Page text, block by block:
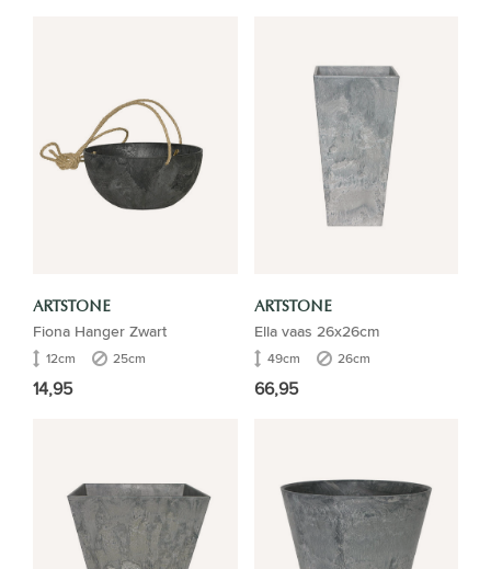
ARTSTONE
Fiona Hanger Zwart
12cm 25cm
14,95
ARTSTONE
Ella vaas 26x26cm
49cm 26cm
66,95